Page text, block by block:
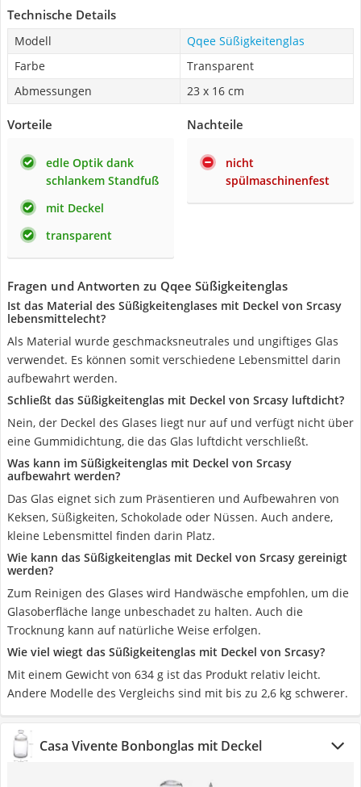
Technische Details
Modell
Qqee Süßigkeitenglas
Farbe
Transparent
Abmessungen
23 x 16 cm
Vorteile
edle Optik dank
schlankem Standfuß
mit Deckel
transparent
Nachteile
nicht
spülmaschinenfest
Fragen und Antworten zu Qqee Süßigkeitenglas
Ist das Material des Süßigkeitenglases mit Deckel von Srcasy
lebensmittelecht?
Als Material wurde geschmacksneutrales und ungiftiges Glas
verwendet. Es können somit verschiedene Lebensmittel darin
aufbewahrt werden.
Schließt das Süßigkeitenglas mit Deckel von Srcasy luftdicht?
Nein, der Deckel des Glases liegt nur auf und verfügt nicht über
eine Gummidichtung, die das Glas luftdicht verschließt.
Was kann im Süßigkeitenglas mit Deckel von Srcasy
aufbewahrt werden?
Das Glas eignet sich zum Präsentieren und Aufbewahren von
Keksen, Süßigkeiten, Schokolade oder Nüssen. Auch andere,
kleine Lebensmittel finden darin Platz.
Wie kann das Süßigkeitenglas mit Deckel von Srcasy gereinigt
werden?
Zum Reinigen des Glases wird Handwäsche empfohlen, um die
Glasoberfläche lange unbeschadet zu halten. Auch die
Trocknung kann auf natürliche Weise erfolgen.
Wie viel wiegt das Süßigkeitenglas mit Deckel von Srcasy?
‎Mit einem Gewicht von 634 g ist das Produkt relativ leicht.
Andere Modelle des Vergleichs sind mit bis zu 2,6 kg schwerer.
Casa Vivente Bonbonglas mit Deckel